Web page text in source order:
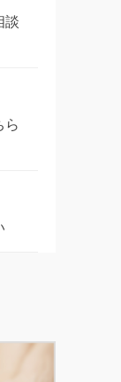
談
ら